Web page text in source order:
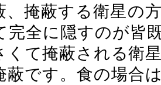
、掩蔽する衛星の
完全に隠すのが皆
くて掩蔽される衛
蔽です。食の場合